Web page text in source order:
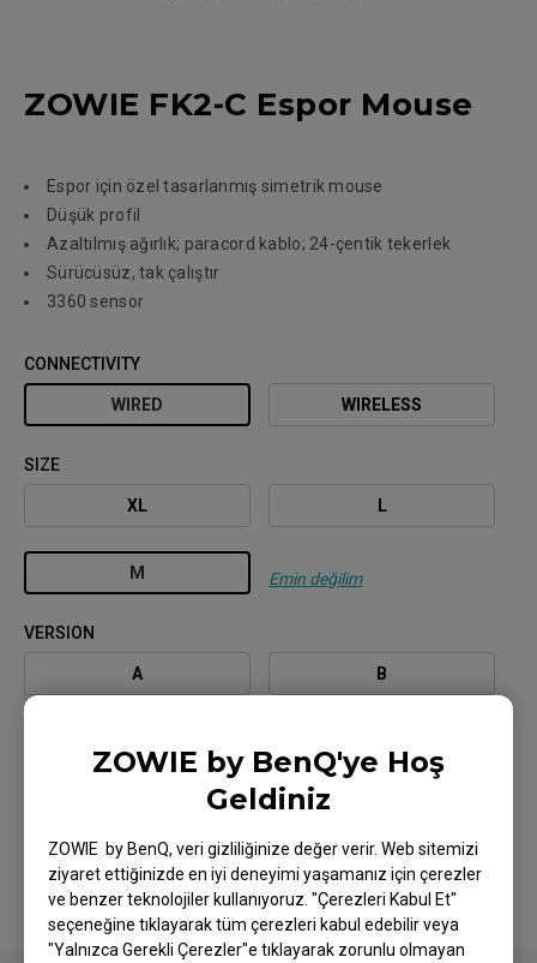
ZOWIE by BenQ'ye Hoş
Geldiniz
ZOWIE by BenQ, veri gizliliğinize değer verir. Web sitemizi
ziyaret ettiğinizde en iyi deneyimi yaşamanız için çerezler
ve benzer teknolojiler kullanıyoruz. "Çerezleri Kabul Et"
seçeneğine tıklayarak tüm çerezleri kabul edebilir veya
"Yalnızca Gerekli Çerezler"e tıklayarak zorunlu olmayan
ZOWIE FK2-C Espor Mouse
Espor için özel tasarlanmış simetrik mouse
Düşük profil
Azaltılmış ağırlık; paracord kablo; 24-çentik tekerlek
Sürücüsüz, tak çalıştır
3360 sensor
CONNECTIVITY
WIRED WIRELESS
SIZE
XL L
M Emin değilim
VERSION
A B
BLACK